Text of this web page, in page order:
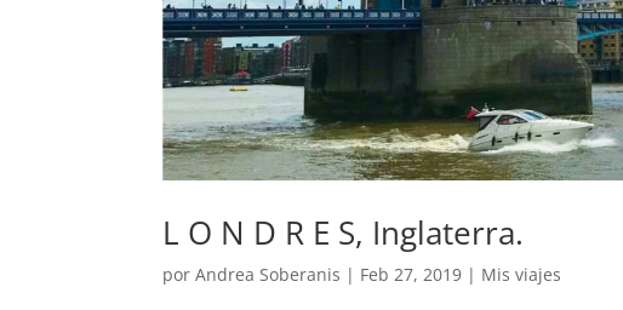
L O N D R E S, Inglaterra.
porAndrea Soberanis | Feb 27, 2019 | Mis viajes